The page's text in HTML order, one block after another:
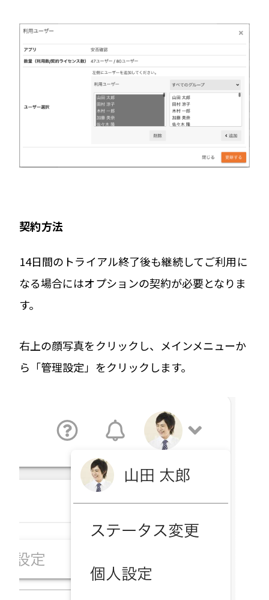
契約方法
14日間のトライアル終了後も継続してご利用に
なる場合にはオプションの契約が必要となりま
す。
右上の顔写真をクリックし、メインメニューか
ら「管理設定」をクリックします。